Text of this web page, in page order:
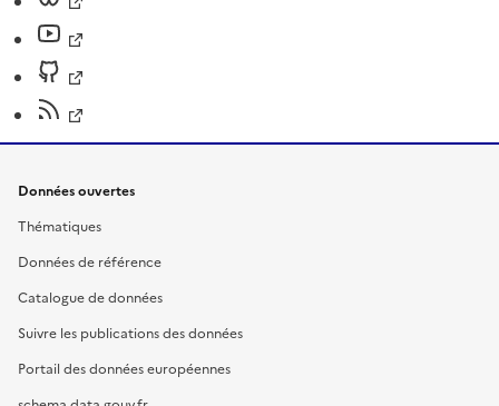
Données ouvertes
Thématiques
Données de référence
Catalogue de données
Suivre les publications des données
Portail des données européennes